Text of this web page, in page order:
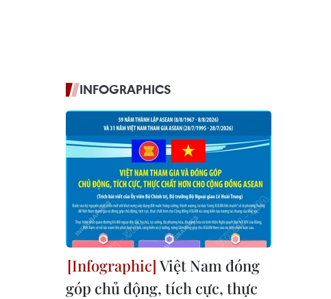
INFOGRAPHICS
Việt Nam đóng
góp chủ động, tích cực, thực